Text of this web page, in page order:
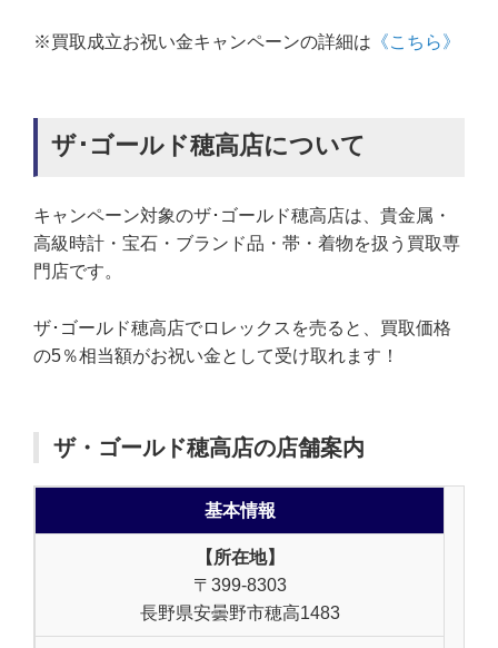
※買取成立お祝い金キャンペーンの詳細は 《こちら》
ザ･ゴールド穂高店について
キャンペーン対象のザ･ゴールド穂高店は、貴金属・
高級時計・宝石・ブランド品・帯・着物を扱う買取専
門店です。
ザ･ゴールド穂高店でロレックスを売ると、買取価格
の5％相当額がお祝い金として受け取れます！
ザ・ゴールド穂高店の店舗案内
基本情報
【所在地】
〒399-8303
長野県安曇野市穂高1483